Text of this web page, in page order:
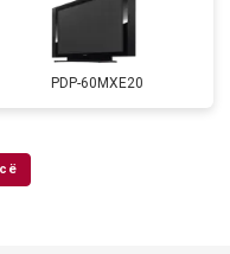
PDP-60MXE20